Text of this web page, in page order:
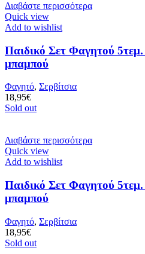
Διαβάστε περισσότερα
Quick view
Add to wishlist
Παιδικό Σετ Φαγητού
μπαμπού
Φαγητό, Σερβίτσια
18,95€
Sold out
Διαβάστε περισσότερα
Quick view
Add to wishlist
Παιδικό Σετ Φαγητού
μπαμπού
Φαγητό, Σερβίτσια
18,95€
Sold out